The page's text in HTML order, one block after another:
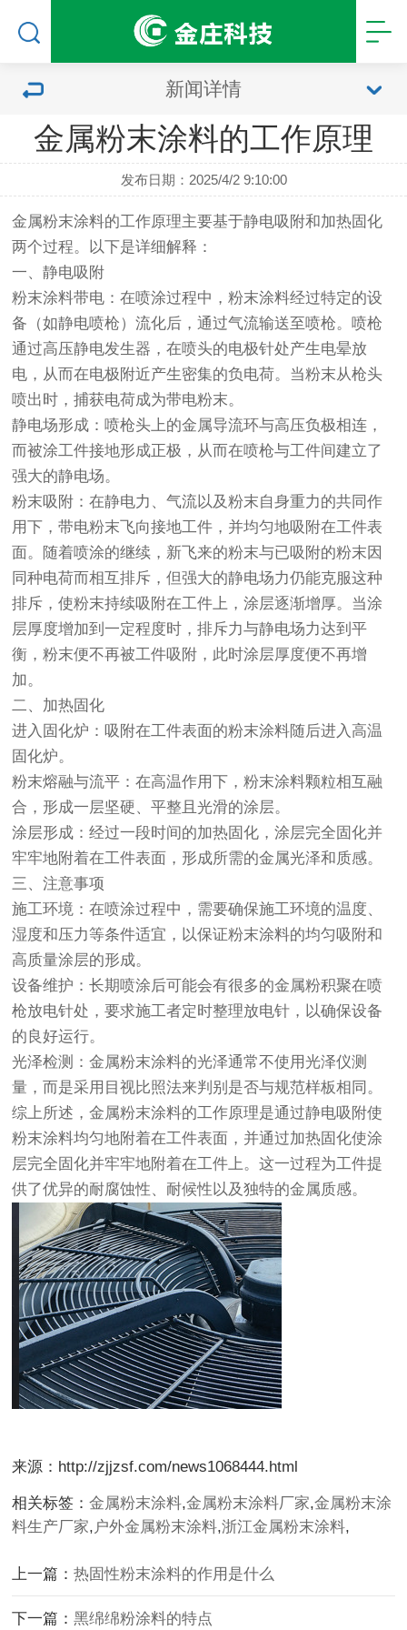
新闻详情
金属粉末涂料的工作原理
发布日期：2025/4/2 9:10:00
金属粉末涂料的工作原理主要基于静电吸附和加热固化
两个过程。以下是详细解释：
一、静电吸附
粉末涂料带电：在喷涂过程中，粉末涂料经过特定的设
备（如静电喷枪）流化后，通过气流输送至喷枪。喷枪
通过高压静电发生器，在喷头的电极针处产生电晕放
电，从而在电极附近产生密集的负电荷。当粉末从枪头
喷出时，捕获电荷成为带电粉末。
静电场形成：喷枪头上的金属导流环与高压负极相连，
而被涂工件接地形成正极，从而在喷枪与工件间建立了
强大的静电场。
粉末吸附：在静电力、气流以及粉末自身重力的共同作
用下，带电粉末飞向接地工件，并均匀地吸附在工件表
面。随着喷涂的继续，新飞来的粉末与已吸附的粉末因
同种电荷而相互排斥，但强大的静电场力仍能克服这种
排斥，使粉末持续吸附在工件上，涂层逐渐增厚。当涂
层厚度增加到一定程度时，排斥力与静电场力达到平
衡，粉末便不再被工件吸附，此时涂层厚度便不再增
加。
二、加热固化
进入固化炉：吸附在工件表面的粉末涂料随后进入高温
固化炉。
粉末熔融与流平：在高温作用下，粉末涂料颗粒相互融
合，形成一层坚硬、平整且光滑的涂层。
涂层形成：经过一段时间的加热固化，涂层完全固化并
牢牢地附着在工件表面，形成所需的金属光泽和质感。
三、注意事项
施工环境：在喷涂过程中，需要确保施工环境的温度、
湿度和压力等条件适宜，以保证粉末涂料的均匀吸附和
高质量涂层的形成。
设备维护：长期喷涂后可能会有很多的金属粉积聚在喷
枪放电针处，要求施工者定时整理放电针，以确保设备
的良好运行。
光泽检测：金属粉末涂料的光泽通常不使用光泽仪测
量，而是采用目视比照法来判别是否与规范样板相同。
综上所述，金属粉末涂料的工作原理是通过静电吸附使
粉末涂料均匀地附着在工件表面，并通过加热固化使涂
层完全固化并牢牢地附着在工件上。这一过程为工件提
供了优异的耐腐蚀性、耐候性以及独特的金属质感。
来源：http://zjjzsf.com/news1068444.html
相关标签：金属粉末涂料,金属粉末涂料厂家,金属粉末涂
料生产厂家, 户外金属粉末涂料,浙江金属粉末涂料,
上一篇：热固性粉末涂料的作用是什么
下一篇：黑绵绵粉涂料的特点